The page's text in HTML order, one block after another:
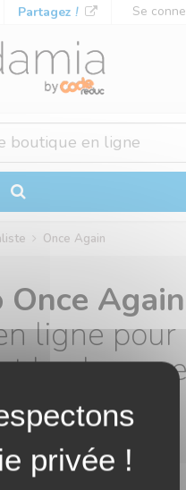
Partagez ! Se
Once Again
Once
ligne pour
les